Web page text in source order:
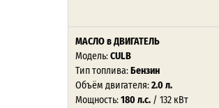
МАСЛО в ДВИГАТЕЛЬ
Модель:CULB
Тип топлива:Бензин
Объём двигателя:2.0 л.
Мощность:180 л.с. / 132 кВт